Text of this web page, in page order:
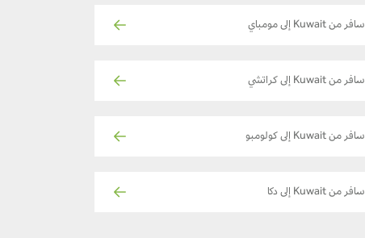
سافر من Kuwait إلى مومباي
سافر من Kuwait إلى كراتشي
سافر من Kuwait إلى كولومبو
سافر من Kuwait إلى دكا